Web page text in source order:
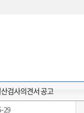
검사의견서 공고
29